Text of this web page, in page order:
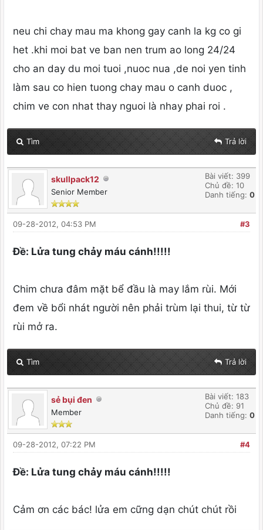
neu chi chay mau ma khong gay canh la kg co gi
het .khi moi bat ve ban nen trum ao long 24/24
cho an day du moi tuoi ,nuoc nua ,de noi yen tinh
làm sau co hien tuong chay mau o canh duoc ,
chim ve con nhat thay nguoi là nhay phai roi .
Tìm Trả lời
skullpack12
Senior Member
Bài viết: 399
Chủ đề: 10
Danh tiếng: 0
#3
09-28-2012, 04:53 PM
Ðề: Lửa tung chảy máu cánh!!!!!
Chim chưa đâm mặt bể đầu là may lắm rùi. Mới
đem về bổi nhát người nên phải trùm lại thui, từ từ
rùi mở ra.
Tìm Trả lời
sẻ bụi đen
Member
Bài viết: 183
Chủ đề: 91
Danh tiếng: 0
#4
09-28-2012, 07:22 PM
Ðề: Lửa tung chảy máu cánh!!!!!
Cảm ơn các bác! lửa em cững dạn chút chút rồi